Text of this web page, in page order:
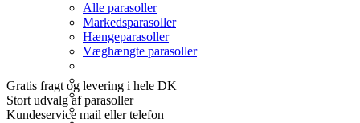
Alle parasoller
Markedsparasoller
Hængeparasoller
Væghængte parasoller
Gratis fragt og levering i hele DK
Stort udvalg af parasoller
Kundeservice mail eller telefon